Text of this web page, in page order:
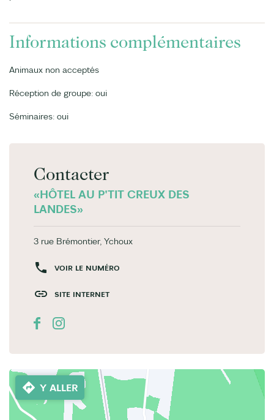
Informations complémentaires
Animaux non acceptés
Réception de groupe: oui
Séminaires: oui
Contacter
«HÔTEL AU P'TIT CREUX DES
LANDES»
3 rue Brémontier, Ychoux
VOIR LE NUMÉRO
SITE INTERNET
Y ALLER